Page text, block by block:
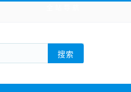
生活实用
模拟经营
系统软件 素材下载
搜索